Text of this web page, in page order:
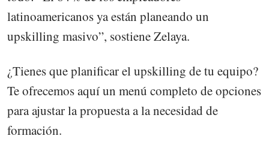
latinoamericanos ya están planeando un
upskilling masivo”, sostiene Zelaya.
¿Tienes que planificar el upskilling de tu equipo?
Te ofrecemos aquí un menú completo de opciones
para ajustar la propuesta a la necesidad de
formación.